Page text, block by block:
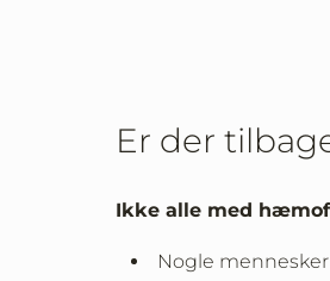
Er der
Ikke alle med
Nogle